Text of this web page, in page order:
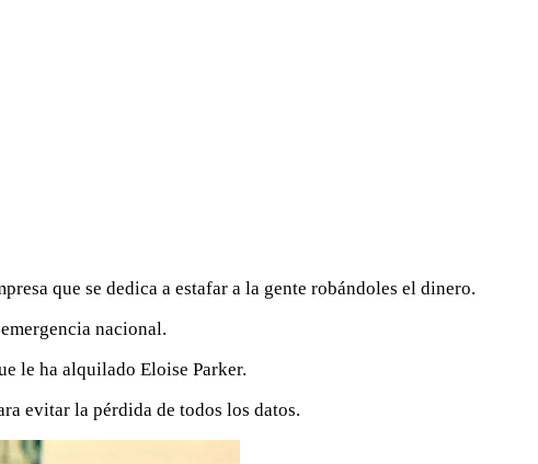
que se dedica a estafar a la gente robándoles el dinero.
nacional.
le ha alquilado Eloise Parker.
evitar la pérdida de todos los datos.